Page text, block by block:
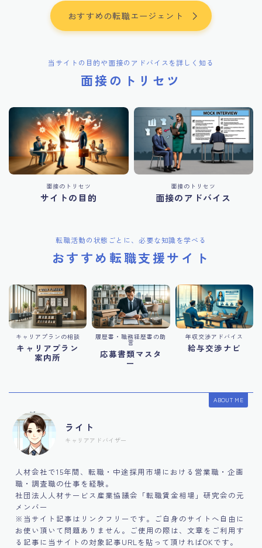
おすすめの転職エージェント
当サイトの目的や面接のアドバイスを詳しく知る
面接のトリセツ
面接のトリセツ
サイトの目的
面接のトリセツ
面接のアドバイス
転職活動の状態ごとに、必要な知識を学べる
おすすめ転職支援サイト
キャリアプランの相談
キャリアプラン
案内所
履歴書・職務経歴書の助
言
応募書類マスタ
ー
年収交渉アドバイス
給与交渉ナビ
ABOUT ME
ライト
キャリアアドバイザー
人材会社で15年間、転職・中途採用市場における営業職・企画
職・調査職の仕事を経験。
社団法人人材サービス産業協議会「転職賃金相場」研究会の元
メンバー
※当サイト記事はリンクフリーです。ご自身のサイトへ自由に
お使い頂いて問題ありません。ご使用の際は、文章をご利用す
る記事に当サイトの対象記事URLを貼って頂ければOKです。